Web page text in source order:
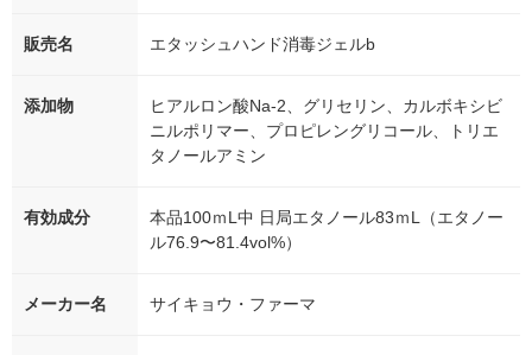
販売名 エタッシュハンド消毒ジェルb
添加物
ヒアルロン酸Na-2、グリセリン、カルボキシビ
ニルポリマー、プロピレングリコール、トリエ
タノールアミン
有効成分
本品100ｍL中 日局エタノール83ｍL（エタノー
ル76.9〜81.4vol%）
メーカー名 サイキョウ・ファーマ